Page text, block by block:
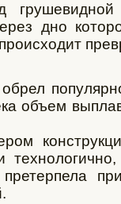
дно
объем